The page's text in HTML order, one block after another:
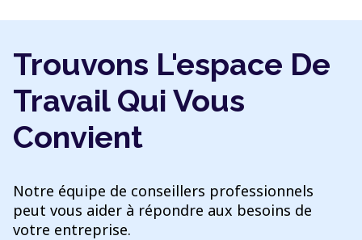
Trouvons L'espace De
Travail Qui Vous
Convient
Notre équipe de conseillers professionnels
peut vous aider à répondre aux besoins de
votre entreprise.